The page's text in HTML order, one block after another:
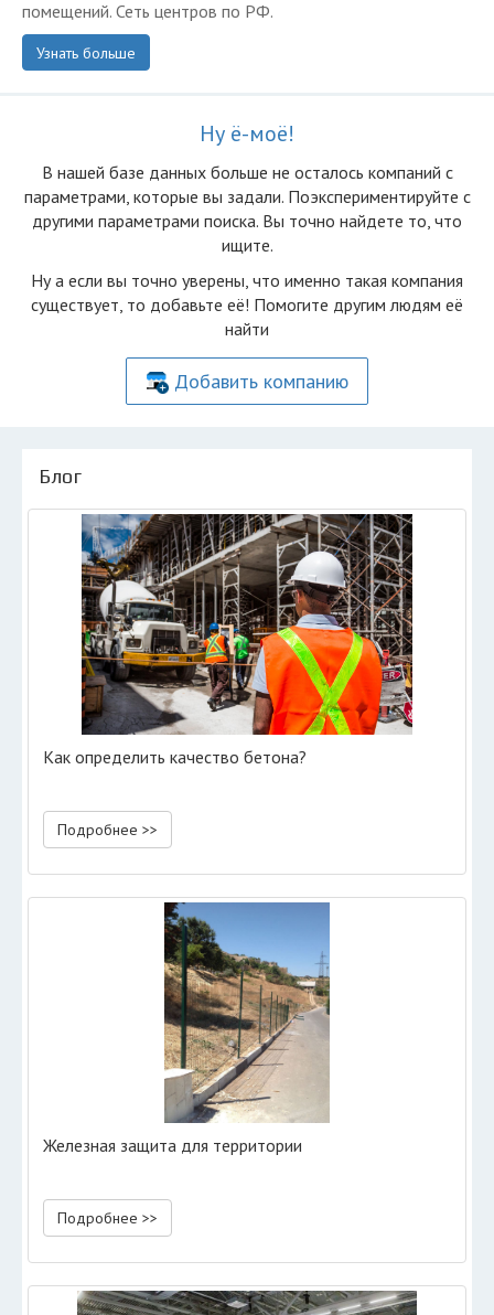
помещений. Сеть центров по РФ.
Узнать больше
Ну ё-моё!
В нашей базе данных больше не осталоcь компаний с
параметрами, которые вы задали. Поэкспериментируйте с
другими параметрами поиска. Вы точно найдете то, что
ищите.
Ну а если вы точно уверены, что именно такая компания
существует, то добавьте её! Помогите другим людям её
найти
Добавить компанию
Блог
Как определить качество бетона?
Подробнее >>
Железная защита для территории
Подробнее >>